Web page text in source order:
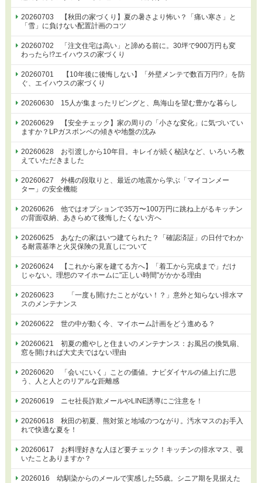
20260703 【秋田の家づくり】夏の暑さより怖い？「痛い寒さ」と
「雪」に負けない配置計画のコツ
20260702 「注文住宅は高い」と諦める前に。30坪で900万円も変
わったら⁉エイハウスの家づくり
20260701 【10年後に後悔しない】「外壁メンテで数百万円!?」を防
ぐ、エイハウスの家づくり
20260630 15人が集まったリビングと、鳥海山を望む豊かな暮らし
20260629 【安全チェック】家の周りの「小さな変化」に気づいてい
ますか？LPガスボンベの傾きや地盤の沈み
20260628 お引渡しから10年目。キレイが続く秘訣など、いろいろ教
えていただきました
20260627 外構の段取りと、最近の地震から学ぶ「マイコンメー
ター」の安全機能
20260626 他ではオプションで35万〜100万円に跳ね上がるキッチン
の背面収納、あきらめて後悔したくない方へ
20260625 あなたの家はいつ建てられた？「確認済証」の日付でわか
る耐震基準と火災保険の見直しについて
20260624 【これから家を建てる方へ】「着工から完成まで」だけ
じゃない。理想のマイホームに"正しい時間"がかかる理由
20260623 「一度も開けたことがない！？」意外と知らない排水マ
スのメンテナンス
20260622 世の中が動く今、マイホーム計画をどう進める？
20260621 初夏の癒やしと住まいのメンテナンス：お風呂の換気扇、
窓を開ければ大丈夫ではない理由
20260620 「会いにいく」ことの価値。ナビダイヤルの値上げに思
う、人と人とのリアルな距離感
20260619 ニセ社長詐欺メールやLINE誘導にご注意を！
20260618 秋田の初夏、熊対策と地域のつながり。汚水マスのお手入
れで快適な夏を！
20260617 お料理好きな人ほど要チェック！キッチンの排水マス、覗
いたことありますか？
2026016 幼馴染からのメールで実感した55歳。シニア期を見据えた